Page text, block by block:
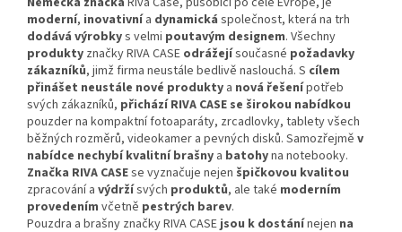
moderní, inovativnía dynamická společnost, která na trh
dodává výrobkys velmi poutavým designem. Všechny
produkty značky RIVA CASE odrážejísoučasné požadavky
zákazníků, jimž firma neustále bedlivě naslouchá. S cílem
přinášet neustále nové produkty a nová řešenípotřeb
svých zákazníků, přichází RIVA CASE se širokou nabídkou
pouzder na kompaktní fotoaparáty, zrcadlovky, tablety všech
běžných rozměrů, videokamer a pevných disků. Samozřejmě v
nabídce nechybí kvalitní brašny a batohyna notebooky.
Značka RIVA CASEse vyznačuje nejen špičkovou kvalitou
zpracování a výdržísvých produktů, ale také moderním
provedením včetně pestrých barev.
Pouzdra a brašny značky RIVA CASEjsou k dostánínejen na